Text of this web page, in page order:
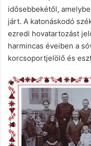
idősebbekétől,
járt. A katonáskodó
ezredi hovatartozást
harmincas éveiben a
korcsoportjelölő és